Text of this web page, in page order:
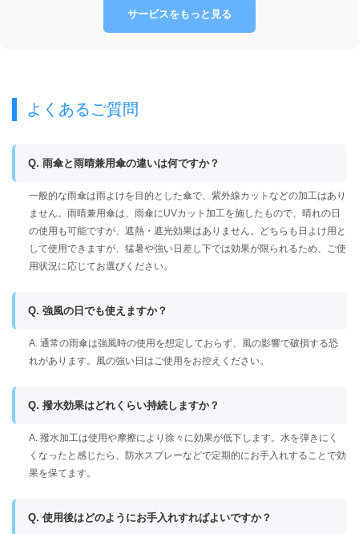
サービスをもっと見る
よくあるご質問
Q. 雨傘と雨晴兼用傘の違いは何ですか？
一般的な雨傘は雨よけを目的とした傘で、紫外線カットなどの加工はあり
ません。雨晴兼用傘は、雨傘にUVカット加工を施したもので、晴れの日
の使用も可能ですが、遮熱・遮光効果はありません。どちらも日よけ用と
して使用できますが、猛暑や強い日差し下では効果が限られるため、ご使
用状況に応じてお選びください。
Q. 強風の日でも使えますか？
A. 通常の雨傘は強風時の使用を想定しておらず、風の影響で破損する恐
れがあります。風の強い日はご使用をお控えください。
Q. 撥水効果はどれくらい持続しますか？
A. 撥水加工は使用や摩擦により徐々に効果が低下します。水を弾きにく
くなったと感じたら、防水スプレーなどで定期的にお手入れすることで効
果を保てます。
Q. 使用後はどのようにお手入れすればよいですか？